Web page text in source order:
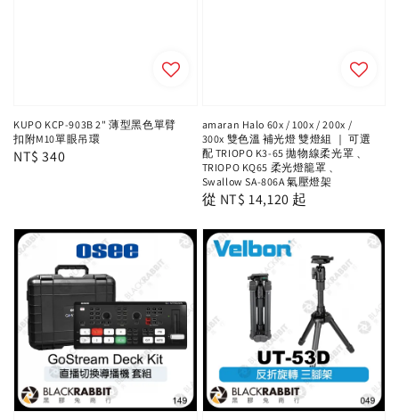
KUPO KCP-903B 2" 薄型黑色單臂
扣附M10單眼吊環
Regular
NT$ 340
amaran Halo 60x / 100x / 200x /
300x 雙色溫 補光燈 雙燈組 ｜ 可選
配 TRIOPO K3-65 拋物線柔光罩 、
TRIOPO KQ65 柔光燈籠罩 、
Swallow SA-806A 氣壓燈架
Regular
從 NT$ 14,120 起